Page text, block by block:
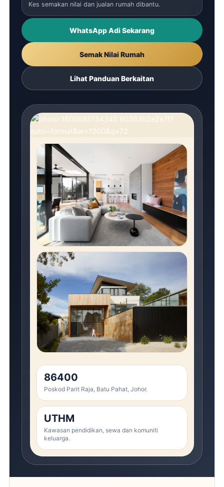
Kes semakan nilai dan jualan rumah dibantu.
WhatsApp Adi Sekarang
Semak Nilai Rumah
Lihat Panduan Berkaitan
86400
Poskod Parit Raja, Batu Pahat, Johor.
UTHM
Kawasan pendidikan, sewa dan komuniti
keluarga.